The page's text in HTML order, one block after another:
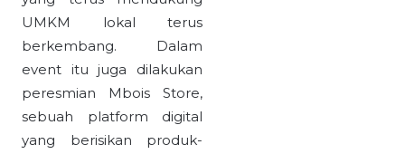
UMKM lokal terus
berkembang. Dalam
event itu juga dilakukan
peresmian Mbois Store,
sebuah platform digital
yang berisikan produk-